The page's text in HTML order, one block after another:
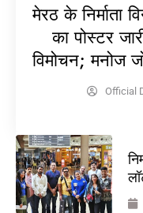
मेरठ के निर्माता
का पोस्टर
विमोचन; मनोज
Official